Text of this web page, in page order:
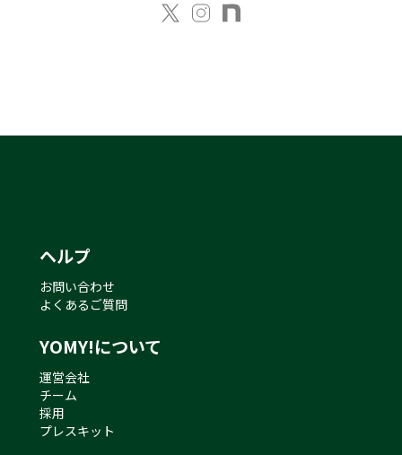
ヘルプ
お問い合わせ
よくあるご質問
YOMY!について
運営会社
チーム
採用
プレスキット